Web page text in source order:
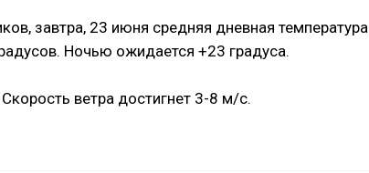
завтра, 23 июня средняя дневная температура
Ночью ожидается +23 градуса.
ветра достигнет 3-8 м/с.